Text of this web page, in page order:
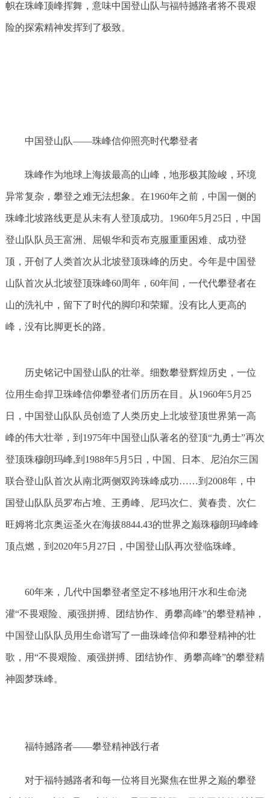
帜在珠峰顶峰挥舞，意味中国登山队与福特撼路者将不畏艰
险的探索精神发挥到了极致。
中国登山队——珠峰信仰照亮时代攀登者
珠峰作为地球上海拔最高的山峰，地形极其险峻，环境
异常复杂，攀登之难无法想象。在1960年之前，中国一侧的
珠峰北坡路线更是从未有人登顶成功。1960年5月25日，中国
登山队队员王富洲、屈银华和贡布克服重重困难、成功登
顶，开创了人类首次从北坡登顶珠峰的历史。今年是中国登
山队首次从北坡登顶珠峰60周年，60年间，一代代攀登者在
山的洗礼中，留下了时代的脚印和荣耀。没有比人更高的
峰，没有比脚更长的路。
历史铭记中国登山队的壮举。细数攀登辉煌历史，一位
位用生命捍卫珠峰信仰攀登者们历历在目。从1960年5月25
日，中国登山队队员创造了人类历史上北坡登顶世界第一高
峰的伟大壮举，到1975年中国登山队著名的登顶“九勇士”再次
登顶珠穆朗玛峰,到1988年5月5日，中国、日本、尼泊尔三国
联合登山队首次从南北两侧双跨珠峰成功……到2008年，中
国登山队队员罗布占堆、王勇峰、尼玛次仁、黄春贵、次仁
旺姆将北京奥运圣火在海拔8844.43的世界之巅珠穆朗玛峰峰
顶点燃，到2020年5月27日，中国登山队再次登临珠峰。
60年来，几代中国攀登者坚定不移地用汗水和生命浇
灌“不畏艰险、顽强拼搏、团结协作、勇攀高峰”的攀登精神，
中国登山队队员用生命谱写了一曲珠峰信仰和攀登精神的壮
歌，用“不畏艰险、顽强拼搏、团结协作、勇攀高峰”的攀登精
神圆梦珠峰。
福特撼路者——攀登精神践行者
对于福特撼路者和每一位将目光聚焦在世界之巅的攀登